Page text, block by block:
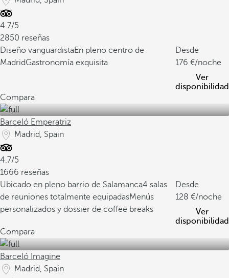
4.7/5
2850 reseñas
Diseño vanguardistaEn pleno centro de
MadridGastronomía exquisita
Desde
176
/noche
Ver
disponibilidad
Compara
Barceló Emperatriz
Madrid, Spain
4.7/5
1666 reseñas
Ubicado en pleno barrio de Salamanca4 salas
de reuniones totalmente equipadasMenús
personalizados y dossier de coffee breaks
Desde
128
/noche
Ver
disponibilidad
Compara
Barceló Imagine
Madrid, Spain